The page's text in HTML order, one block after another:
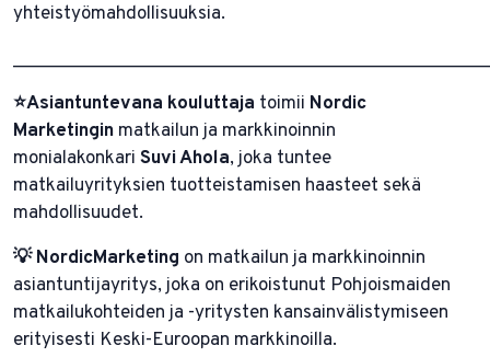
yhteistyömahdollisuuksia.
⭐️Asiantuntevana kouluttaja toimii Nordic
Marketingin matkailun ja markkinoinnin
monialakonkari Suvi Ahola, joka tuntee
matkailuyrityksien tuotteistamisen haasteet sekä
mahdollisuudet.
💡 NordicMarketing on matkailun ja markkinoinnin
asiantuntijayritys, joka on erikoistunut Pohjoismaiden
matkailukohteiden ja -yritysten kansainvälistymiseen
erityisesti Keski-Euroopan markkinoilla.